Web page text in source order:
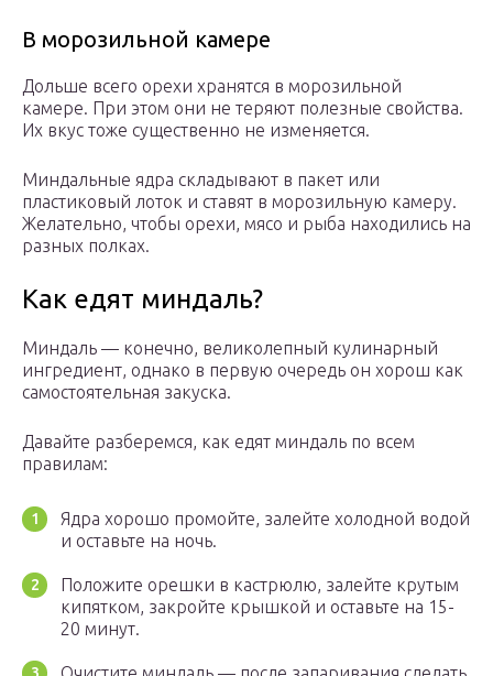
В морозильной камере
Дольше всего орехи хранятся в морозильной
камере. При этом они не теряют полезные свойства.
Их вкус тоже существенно не изменяется.
Миндальные ядра складывают в пакет или
пластиковый лоток и ставят в морозильную камеру.
Желательно, чтобы орехи, мясо и рыба находились на
разных полках.
Как едят миндаль?
Миндаль — конечно, великолепный кулинарный
ингредиент, однако в первую очередь он хорош как
самостоятельная закуска.
Давайте разберемся, как едят миндаль по всем
правилам:
Ядра хорошо промойте, залейте холодной водой
и оставьте на ночь.
Положите орешки в кастрюлю, залейте крутым
кипятком, закройте крышкой и оставьте на 15-
20 минут.